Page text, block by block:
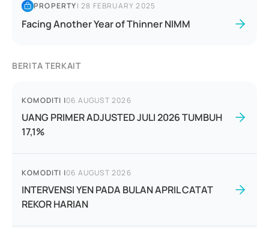
PROPERTY|28 FEBRUARY 2025
Facing Another Year of Thinner NIMM
BERITA TERKAIT
KOMODITI |06 AUGUST 2026
UANG PRIMER ADJUSTED JULI 2026 TUMBUH
17,1%
KOMODITI |06 AUGUST 2026
INTERVENSI YEN PADA BULAN APRIL CATAT
REKOR HARIAN